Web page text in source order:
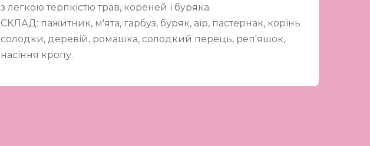
з легкою терпкістю трав, кореней і буряка.
СКЛАД: пажитник, м'ята, гарбуз, буряк, аїр, пастернак, корінь
солодки, деревій, ромашка, солодкий перець, реп'яшок,
насіння кропу.